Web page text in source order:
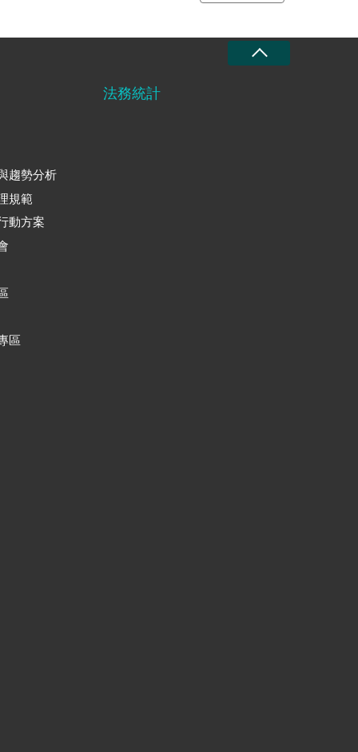
趨勢分析
規範
動方案
區
法務統計